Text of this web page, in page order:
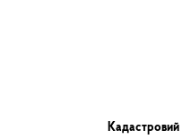
Кадастровий